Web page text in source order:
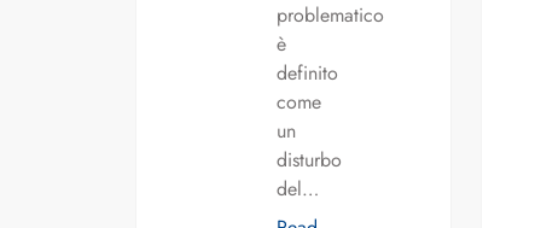
problematico
è
definito
come
un
disturbo
del…